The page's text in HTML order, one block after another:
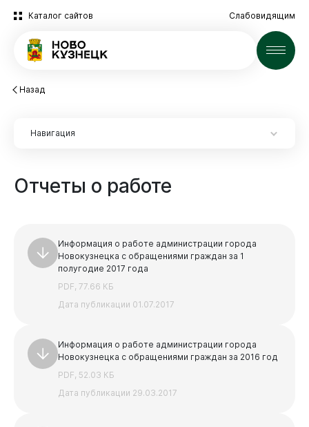
Каталог сайтов Слабовидящим
Новости
Администрация
Назад
Отчеты о работе
Навигация
Информация о работе администрации города
Новокузнецка с обращениями граждан за 1
полугодие 2017 года
PDF, 77.66 КБ
Дата публикации 01.07.2017
Информация о работе администрации города
Новокузнецка с обращениями граждан за 2016 год
PDF, 52.03 КБ
Дата публикации 29.03.2017